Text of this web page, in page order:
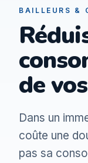
BAILLEURS &
de vos
Dans un
coûte une
pas sa